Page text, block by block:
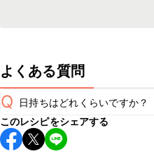
よくある質問
Q 日持ちはどれくらいですか？
保存期間は冷蔵で2~3日が目
し上がりください。
このレシピをシェアする